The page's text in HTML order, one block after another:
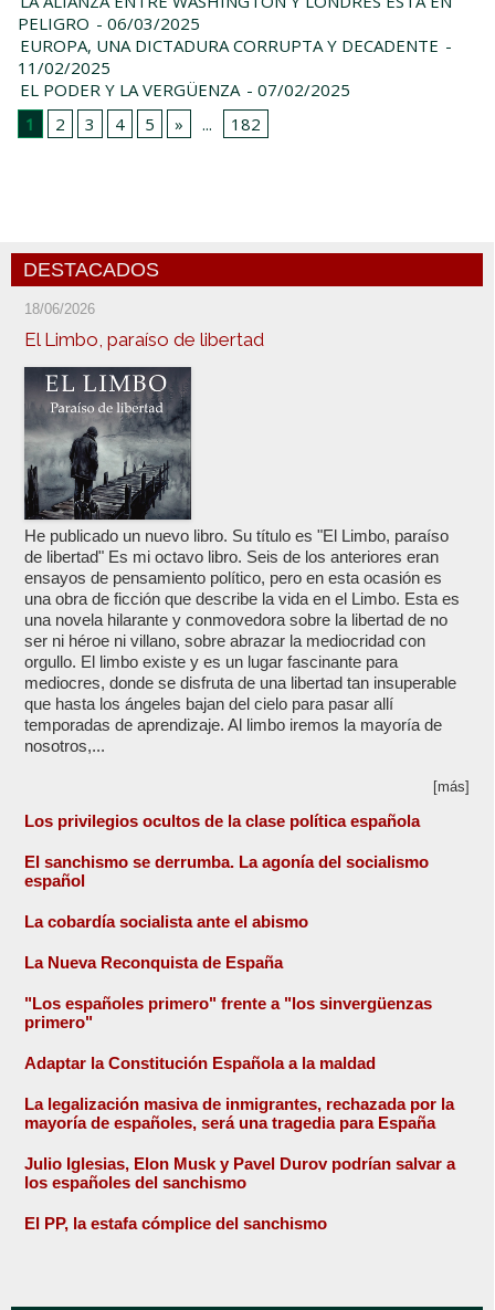
PELIGRO - 06/03/2025
EUROPA, UNA DICTADURA CORRUPTA Y DECADENTE -
11/02/2025
EL PODER Y LA VERGÜENZA - 07/02/2025
1
2 3 4 5 » ... 182
DESTACADOS
18/06/2026
El Limbo, paraíso de libertad
He publicado un nuevo libro. Su título es "El Limbo, paraíso
de libertad" Es mi octavo libro. Seis de los anteriores eran
ensayos de pensamiento político, pero en esta ocasión es
una obra de ficción que describe la vida en el Limbo. Esta es
una novela hilarante y conmovedora sobre la libertad de no
ser ni héroe ni villano, sobre abrazar la mediocridad con
orgullo. El limbo existe y es un lugar fascinante para
mediocres, donde se disfruta de una libertad tan insuperable
que hasta los ángeles bajan del cielo para pasar allí
temporadas de aprendizaje. Al limbo iremos la mayoría de
nosotros,...
[más]
Los privilegios ocultos de la clase política española
El sanchismo se derrumba. La agonía del socialismo
español
La cobardía socialista ante el abismo
La Nueva Reconquista de España
"Los españoles primero" frente a "los sinvergüenzas
primero"
Adaptar la Constitución Española a la maldad
La legalización masiva de inmigrantes, rechazada por la
mayoría de españoles, será una tragedia para España
Julio Iglesias, Elon Musk y Pavel Durov podrían salvar a
los españoles del sanchismo
El PP, la estafa cómplice del sanchismo